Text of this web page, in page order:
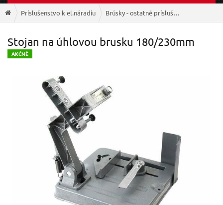
Príslušenstvo k el.náradiu Brúsky - ostatné príslušenstvo
Stojan na úhlovou brusku 180/230mm
AKČNÉ